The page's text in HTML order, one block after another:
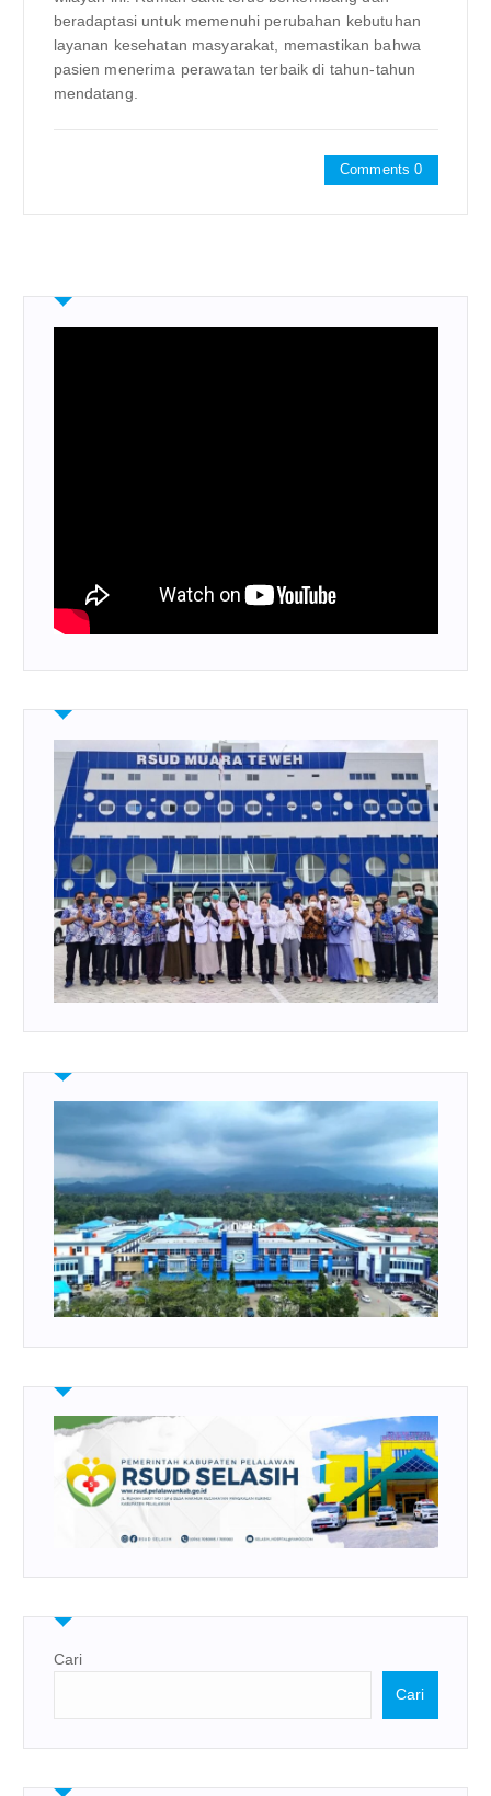
beradaptasi untuk memenuhi perubahan kebutuhan
layanan kesehatan masyarakat, memastikan bahwa
pasien menerima perawatan terbaik di tahun-tahun
mendatang.
Comments 0
Cari
Cari